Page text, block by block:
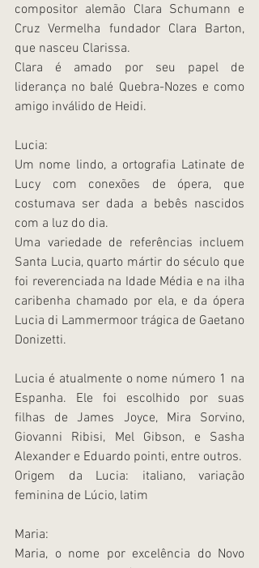
compositor alemão Clara Schumann e
Cruz Vermelha fundador Clara Barton,
que nasceu Clarissa.
Clara é amado por seu papel de
liderança no balé Quebra-Nozes e como
amigo inválido de Heidi.
Lucia:
Um nome lindo, a ortografia Latinate de
Lucy com conexões de ópera, que
costumava ser dada a bebês nascidos
com a luz do dia.
Uma variedade de referências incluem
Santa Lucia, quarto mártir do século que
foi reverenciada na Idade Média e na ilha
caribenha chamado por ela, e da ópera
Lucia di Lammermoor trágica de Gaetano
Donizetti.
Lucia é atualmente o nome número 1 na
Espanha. Ele foi escolhido por suas
filhas de James Joyce, Mira Sorvino,
Giovanni Ribisi, Mel Gibson, e Sasha
Alexander e Eduardo pointi, entre outros.
Origem da Lucia: italiano, variação
feminina de Lúcio, latim
Maria:
Maria, o nome por excelência do Novo